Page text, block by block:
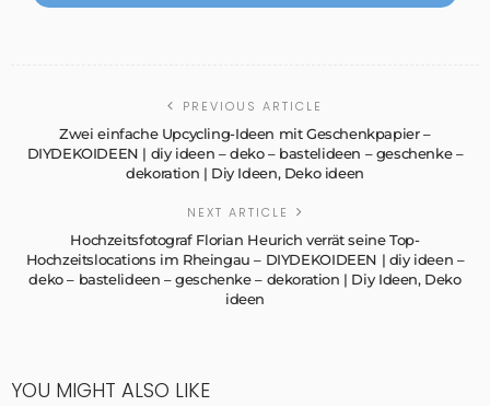
PREVIOUS ARTICLE
Zwei einfache Upcycling-Ideen mit Geschenkpapier –
DIYDEKOIDEEN | diy ideen – deko – bastelideen – geschenke –
dekoration | Diy Ideen, Deko ideen
NEXT ARTICLE
Hochzeitsfotograf Florian Heurich verrät seine Top-
Hochzeitslocations im Rheingau – DIYDEKOIDEEN | diy ideen –
deko – bastelideen – geschenke – dekoration | Diy Ideen, Deko
ideen
YOU MIGHT ALSO LIKE